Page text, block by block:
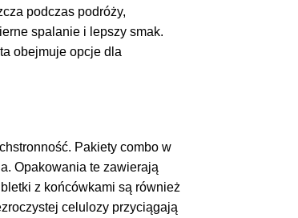
podczas podróży,
spalanie i lepszy smak.
obejmuje opcje dla
Pakiety combo w
Opakowania te zawierają
z końcówkami są również
celulozy przyciągają